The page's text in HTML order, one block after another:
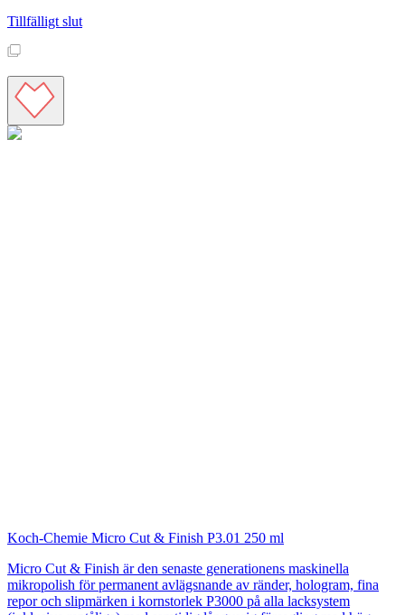
Tillfälligt slut
Koch-Chemie Micro Cut & Finish P3.01 250 ml
Micro Cut & Finish är den senaste generationens maskinella
mikropolish för permanent avlägsnande av ränder, hologram, fina
repor och slipmärken i kornstorlek P3000 på alla lacksystem